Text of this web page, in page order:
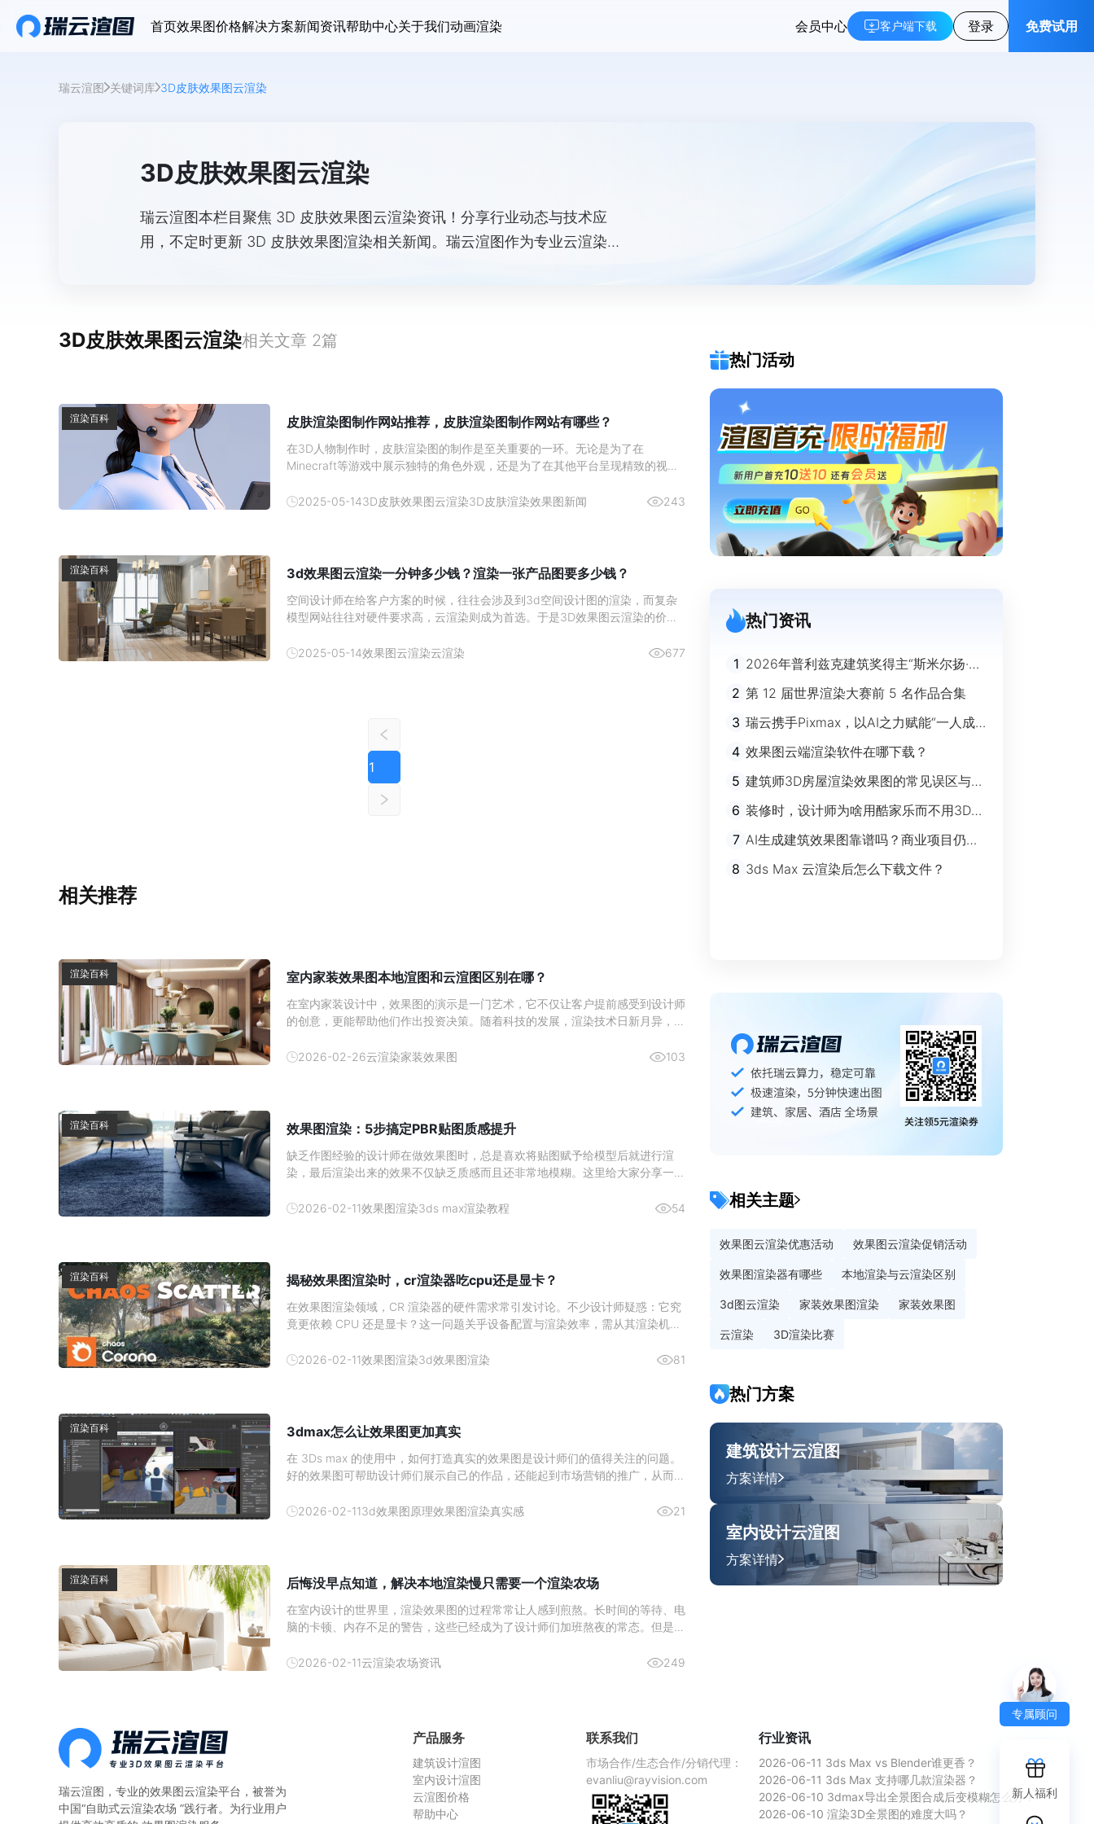
首页效果图价格解决方案新闻资讯帮助中心关于我们动画渲染 会员中心 客户端下载 登录 免费试用
瑞云渲图 关键词库 3D皮肤效果图云渲染
3D皮肤效果图云渲染
瑞云渲图本栏目聚焦 3D 皮肤效果图云渲染资讯！分享行业动态与技术应
用，不定时更新 3D 皮肤效果图渲染相关新闻。瑞云渲图作为专业云渲染平
3D皮肤效果图云渲染相关文章 2篇
渲染百科 皮肤渲染图制作网站推荐，皮肤渲染图制作网站有哪些？
在3D人物制作时，皮肤渲染图的制作是至关重要的一环。无论是为了在
Minecraft等游戏中展示独特的角色外观，还是为了在其他平台呈现精致的视觉
众多选择，初学者和专业人士常常迟疑：皮肤渲染图制作网站有哪些？皮肤渲染
2025-05-143D皮肤效果图云渲染3D皮肤渲染效果图新闻 243
渲染百科 3d效果图云渲染一分钟多少钱？渲染一张产品图要多少钱？
空间设计师在给客户方案的时候，往往会涉及到3d空间设计图的渲染，而复杂
模型网站往往对硬件要求高，云渲染则成为首选。于是3D效果图云渲染的价格
式，并大概介绍渲染一张产品图的市场价格。3D效果图云渲染的收费方式3D效
2025-05-14效果图云渲染云渲染 677
1
相关推荐
渲染百科 室内家装效果图本地渲图和云渲图区别在哪？
在室内家装设计中，效果图的演示是一门艺术，它不仅让客户提前感受到设计师
的创意，更能帮助他们作出投资决策。随着科技的发展，渲染技术日新月异，室
方式逐渐成为了设计师们的热门选择。本文将深入分析这两种渲染方式的区别，
2026-02-26云渲染家装效果图 103
渲染百科 效果图渲染：5步搞定PBR贴图质感提升
缺乏作图经验的设计师在做效果图时，总是喜欢将贴图赋予给模型后就进行渲
染，最后渲染出来的效果不仅缺乏质感而且还非常地模糊。这里给大家分享一个
图质感提升技巧1、 首先将准备好的贴图拖入贴图生成器中。2、 然后再点击上
2026-02-11效果图渲染3ds max渲染教程 54
渲染百科 揭秘效果图渲染时，cr渲染器吃cpu还是显卡？
在效果图渲染领域，CR 渲染器的硬件需求常引发讨论。不少设计师疑惑：它究
竟更依赖 CPU 还是显卡？这一问题关乎设备配置与渲染效率，需从其渲染机制
加速对于使用 CR 渲染器的设计师而言，硬件投入的优先级一直是关键问题。核
2026-02-11效果图渲染3d效果图渲染 81
渲染百科 3dmax怎么让效果图更加真实
在 3Ds max 的使用中，如何打造真实的效果图是设计师们的值得关注的问题。
好的效果图可帮助设计师们展示自己的作品，还能起到市场营销的推广，从而激
吧。1、 材质与纹理的雕琢材质类型：依据物体特性选材质，如金属用“金属”明
2026-02-113d效果图原理效果图渲染真实感 21
渲染百科 后悔没早点知道，解决本地渲染慢只需要一个渲染农场
在室内设计的世界里，渲染效果图的过程常常让人感到煎熬。长时间的等待、电
脑的卡顿、内存不足的警告，这些已经成为了设计师们加班熬夜的常态。但是，
云渲染农场——瑞云渲图，它不仅解决了本地渲染慢的问题，而且价格还非常划
2026-02-11云渲染农场资讯 249
热门活动
热门资讯
1 2026年普利兹克建筑奖得主“斯米尔扬·拉
迪奇”经典作品欣赏
2 第 12 届世界渲染大赛前 5 名作品合集
3 瑞云携手Pixmax，以AI之力赋能“一人成
4 效果图云端渲染软件在哪下载？
5 建筑师3D房屋渲染效果图的常见误区与规
避指南
6 装修时，设计师为啥用酷家乐而不用3Ds
max？
7 AI生成建筑效果图靠谱吗？商业项目仍离
不开传统渲染
8 3ds Max 云渲染后怎么下载文件？
相关主题
效果图云渲染优惠活动 效果图云渲染促销活动
效果图渲染器有哪些 本地渲染与云渲染区别
3d图云渲染 家装效果图渲染 家装效果图
云渲染 3D渲染比赛
热门方案
建筑设计云渲图
方案详情
室内设计云渲图
方案详情
瑞云渲图，专业的效果图云渲染平台 ，被誉为
中国“自助式云渲染农场 ”践行者。为行业用户
产品服务
建筑设计渲图
室内设计渲图
云渲图价格
帮助中心
联系我们
市场合作/生态合作/分销代理：
evanliu@rayvision.com
行业资讯
2026-06-11 3ds Max vs Blender谁更香？
2026-06-11 3ds Max 支持哪几款渲染器？
2026-06-10 3dmax导出全景图合成后变模糊怎么办？
2026-06-10 渲染3D全景图的难度大吗？
专属顾问
新人福利